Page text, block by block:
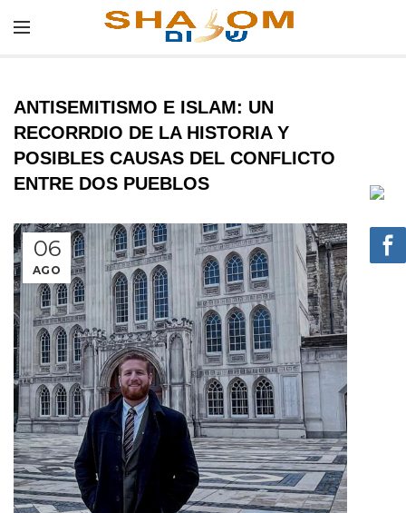
ANTISEMITISMO E ISLAM: UN
RECORRDIO DE LA HISTORIA Y
POSIBLES CAUSAS DEL CONFLICTO
ENTRE DOS PUEBLOS
06
AGO